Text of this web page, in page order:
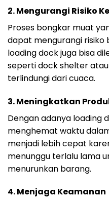
2.Mengurangi Risiko
Proses bongkar muat
dapat mengurangi risiko
loading dock juga bisa
seperti dock shelter
terlindungi dari cuaca.
3.Meningkatkan
Dengan adanya loading
menghemat waktu
menjadi lebih cepat
menunggu terlalu lama
menurunkan barang.
4.Menjaga Keamanan